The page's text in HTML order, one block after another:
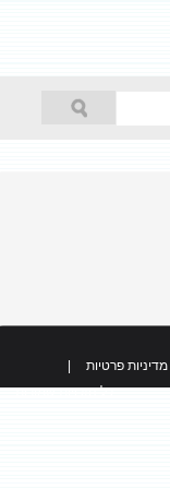
מדיניות פרטיות
כל הזכויות שמורות